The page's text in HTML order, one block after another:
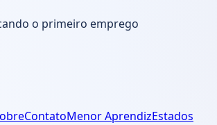
o primeiro emprego
ContatoMenor AprendizEstados